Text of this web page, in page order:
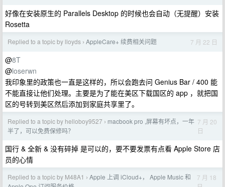
好像在安装原生的 Parallels Desktop 的时候也会自动（无提醒）安装
Rosetta
Replied to a topic by lloyds › AppleCare+ 续费相关问题 7 月 22 日
@8T
@loserwn
我印象里的政策也一直是这样的，所以会跑去问 Genius Bar / 400 能
不能直接让他们处理。主要是为了能在美区下载国区的 app ，就把国
区的号转到美区然后添加到家庭共享里了。
Replied to a topic by helloboy9527 › macbook pro ,屏幕有坏点，一年
半了，可以免费保修吗？
7 月 20
日
国行 & 全新 & 没有碎掉 是可以的，要不要发票有点看 Apple Store 店
员的心情
Replied to a topic by M48A1 › Apple 上调 iCloud+， Apple Music 和
7 月 18